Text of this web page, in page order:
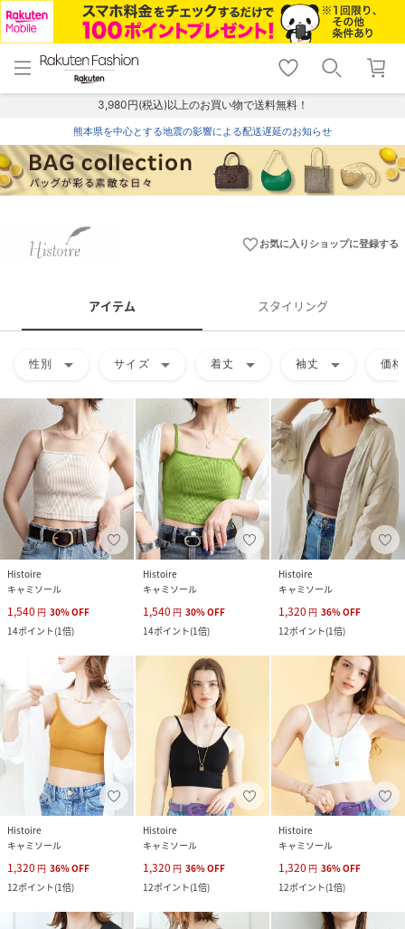
menu home
トップ
shopping_cart lock_outline
ログイン
3,980円(税込)以上のお買い物で送料無料！
熊本県を中心とする地震の影響による配送遅延のお知らせ
favorite_borderお気に入りショップに登録する
アイテム スタイリング
性別 arrow_drop_down サイズ arrow_drop_down 着丈 arrow_drop_down 袖丈 arrow_drop_down 価格
Histoire
キャミソール
1,540 円 30%OFF
14ポイント(1倍)
Histoire
キャミソール
1,540 円 30%OFF
14ポイント(1倍)
Histoire
キャミソール
1,320 円 36%OFF
12ポイント(1倍)
Histoire
キャミソール
1,320 円 36%OFF
12ポイント(1倍)
Histoire
キャミソール
1,320 円 36%OFF
12ポイント(1倍)
Histoire
キャミソール
1,320 円 36%OFF
12ポイント(1倍)